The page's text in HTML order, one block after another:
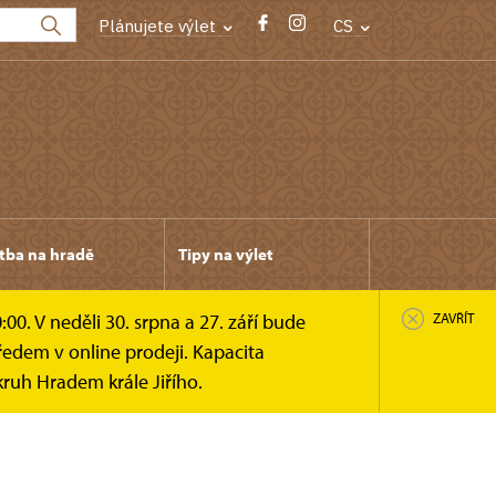
Plánujete výlet CS
na hradě Tipy na výlet
V neděli 30. srpna a 27. září bude
v online prodeji. Kapacita
Hradem krále Jiřího.
ZAVŘÍT